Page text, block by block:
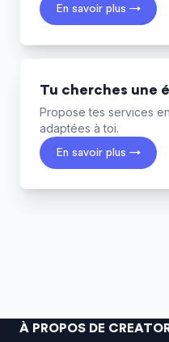
En savoir plus →
Tu cherches une
Propose tes services
adaptées à toi.
En savoir plus →
À PROPOS DE